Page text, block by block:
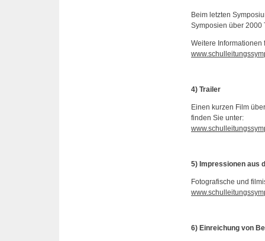
Beim letzten
Symposien über 2000
Weitere Informationen
4) Trailer
Einen kurzen Film
finden Sie unter:
5) Impressionen aus
Fotografische und
6) Einreichung von